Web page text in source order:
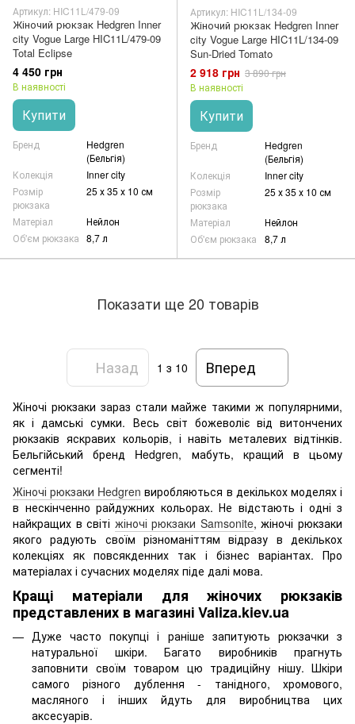
Артикул: HIC11L/479-09
Жіночий рюкзак Hedgren Inner
city Vogue Large HIC11L/479-09
Total Eclipse
4 450 грн
В наявності
Купити
Бренд
Hedgren
(Бельгія)
Колекція
Inner city
Розмір
рюкзака
25 х 35 х 10 см
Матеріал
Нейлон
Об'єм рюкзака 8,7 л
Артикул: HIC11L/134-09
Жіночий рюкзак Hedgren Inner
city Vogue Large HIC11L/134-09
Sun-Dried Tomato
2 918 грн 3 890 грн
В наявності
Купити
Бренд
Hedgren
(Бельгія)
Колекція
Inner city
Розмір
рюкзака
25 х 35 х 10 см
Матеріал
Нейлон
Об'єм рюкзака
8,7 л
Показати ще 20 товарів
Назад 1 з 10 Вперед
Жіночі рюкзаки зараз стали майже такими ж популярними,
як і дамські сумки. Весь світ божеволіє від витончених
рюкзаків яскравих кольорів, і навіть металевих відтінків.
Бельгійський бренд Hedgren, мабуть, кращий в цьому
сегменті!
Жіночі рюкзаки Hedgren виробляються в декількох моделях і
в нескінченно райдужних кольорах. Не відстають і одні з
найкращих в світі жіночі рюкзаки Samsonite, жіночі рюкзаки
якого радують своїм різноманіттям відразу в декількох
колекціях як повсякденних так і бізнес варіантах. Про
матеріалах і сучасних моделях піде далі мова.
Кращі матеріали для жіночих рюкзаків
представлених в магазині Valiza.kiev.ua
Дуже часто покупці і раніше запитують рюкзачки з
натуральної шкіри. Багато виробників прагнуть
заповнити своїм товаром цю традиційну нішу. Шкіри
самого різного дублення - танідного, хромового,
масляного і інших йдуть для виробництва цих
аксесуарів.